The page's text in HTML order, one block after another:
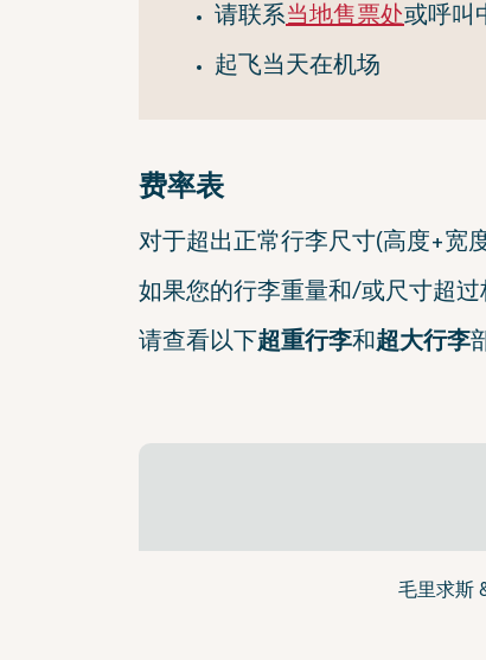
请联系当地售票处或呼叫
起飞当天在机场
费率表
对于超出正常行李尺寸(高度+宽
如果您的行李重量和/或尺寸超过
请查看以下超重行李和超大行李
毛里求斯